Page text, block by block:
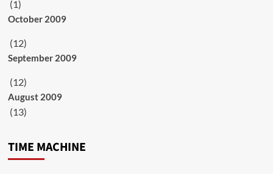
(1)
October 2009
(12)
September 2009
(12)
August 2009
(13)
TIME MACHINE